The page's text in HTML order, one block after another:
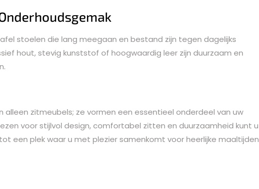
stoelen die lang meegaan en bestand zijn tegen dagelijks
hout, stevig kunststof of hoogwaardig leer zijn duurzaam en
alleen zitmeubels; ze vormen een essentieel onderdeel van uw
voor stijlvol design, comfortabel zitten en duurzaamheid kunt u
een plek waar u met plezier samenkomt voor heerlijke maaltijden